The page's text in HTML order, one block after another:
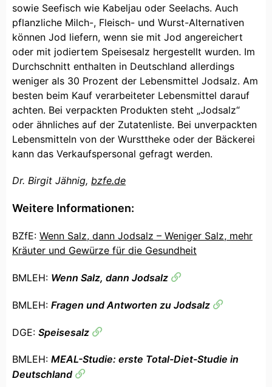
sowie Seefisch wie Kabeljau oder Seelachs. Auch
pflanzliche Milch-, Fleisch- und Wurst-Alternativen
können Jod liefern, wenn sie mit Jod angereichert
oder mit jodiertem Speisesalz hergestellt wurden. Im
Durchschnitt enthalten in Deutschland allerdings
weniger als 30 Prozent der Lebensmittel Jodsalz. Am
besten beim Kauf verarbeiteter Lebensmittel darauf
achten. Bei verpackten Produkten steht „Jodsalz“
oder ähnliches auf der Zutatenliste. Bei unverpackten
Lebensmitteln von der Wursttheke oder der Bäckerei
kann das Verkaufspersonal gefragt werden.
Dr. Birgit Jähnig, bzfe.de
Weitere Informationen:
BZfE: Wenn Salz, dann Jodsalz – Weniger Salz, mehr
Kräuter und Gewürze für die Gesundheit
BMLEH: Wenn Salz, dann Jodsalz
BMLEH: Fragen und Antworten zu Jodsalz
DGE: Speisesalz
BMLEH: MEAL-Studie: erste Total-Diet-Studie in
Deutschland